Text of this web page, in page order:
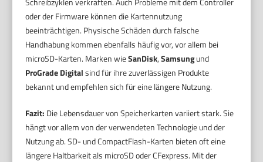
oder der Firmware können die Kartennutzung
beeinträchtigen. Physische Schäden durch falsche
Handhabung kommen ebenfalls häufig vor, vor allem bei
microSD-Karten. Marken wieSanDisk,Samsungund
ProGrade Digitalsind für ihre zuverlässigen Produkte
bekannt und empfehlen sich für eine längere Nutzung.
Fazit: Die Lebensdauer von Speicherkarten variiert stark. Sie
hängt vor allem von der verwendeten Technologie und der
Nutzung ab. SD- und CompactFlash-Karten bieten oft eine
längere Haltbarkeit als microSD oder CFexpress. Mit der